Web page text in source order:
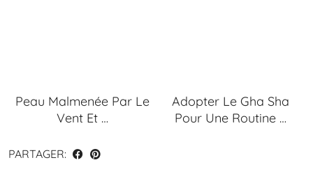
Peau Malmenée Par Le
Vent Et …
Adopter Le Gha Sha
Pour Une Routine …
PARTAGER: